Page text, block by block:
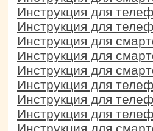
Инструкция для
Инструкция для
Инструкция для
Инструкция для
Инструкция для
Инструкция для
Инструкция для
Инструкция для